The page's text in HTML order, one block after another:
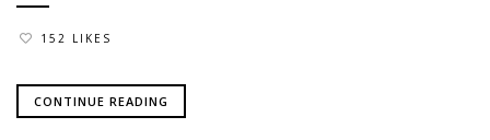
152 LIKES
CONTINUE READING